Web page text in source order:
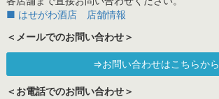
■ はせがわ酒店 店舗情報
＜メールでのお問い合わせ＞
⇒お問い合わせはこちらから
＜お電話でのお問い合わせ＞